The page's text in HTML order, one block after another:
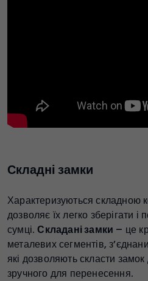
Складні замки
Характеризуються складною
дозволяє їх легко зберігати
сумці.Складані замки – це
металевих сегментів,
які дозволяють скласти
зручного для перенесення.